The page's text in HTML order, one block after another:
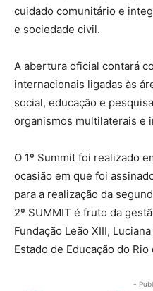
cuidado comunitário e
e sociedade civil.
A abertura oficial contará
internacionais ligadas às
social, educação e
organismos multilaterais e
O 1º Summit foi realizado
ocasião em que foi
para a realização da
2º SUMMIT é fruto da
Fundação Leão XIII,
Estado de Educação do
-